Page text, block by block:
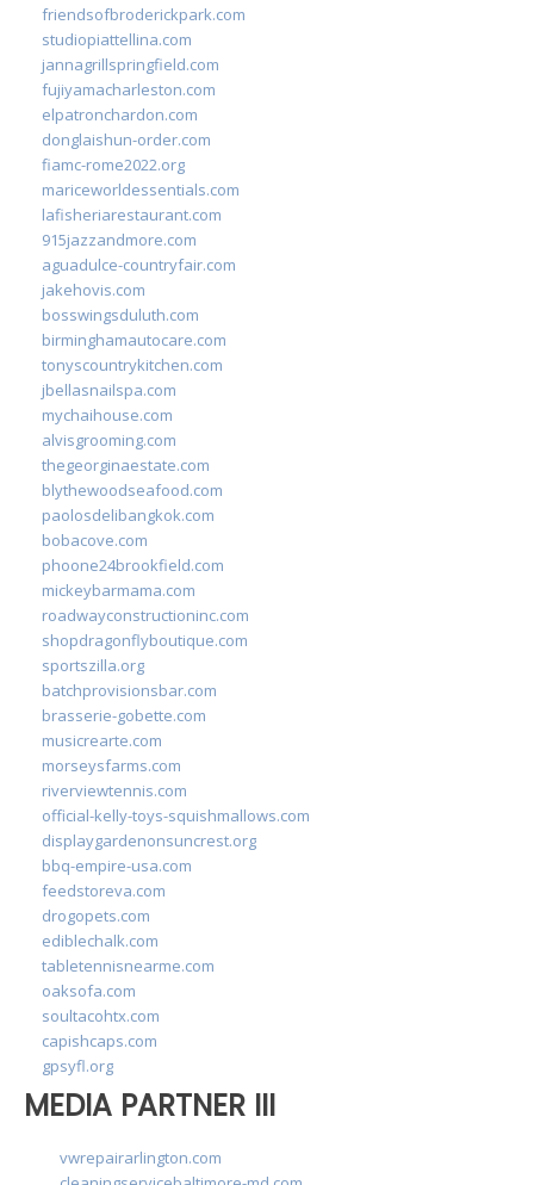
friendsofbroderickpark.com
studiopiattellina.com
jannagrillspringfield.com
fujiyamacharleston.com
elpatronchardon.com
donglaishun-order.com
fiamc-rome2022.org
mariceworldessentials.com
lafisheriarestaurant.com
915jazzandmore.com
aguadulce-countryfair.com
jakehovis.com
bosswingsduluth.com
birminghamautocare.com
tonyscountrykitchen.com
jbellasnailspa.com
mychaihouse.com
alvisgrooming.com
thegeorginaestate.com
blythewoodseafood.com
paolosdelibangkok.com
bobacove.com
phoone24brookfield.com
mickeybarmama.com
roadwayconstructioninc.com
shopdragonflyboutique.com
sportszilla.org
batchprovisionsbar.com
brasserie-gobette.com
musicrearte.com
morseysfarms.com
riverviewtennis.com
official-kelly-toys-squishmallows.com
displaygardenonsuncrest.org
bbq-empire-usa.com
feedstoreva.com
drogopets.com
ediblechalk.com
tabletennisnearme.com
oaksofa.com
soultacohtx.com
capishcaps.com
gpsyfl.org
MEDIA PARTNER III
vwrepairarlington.com